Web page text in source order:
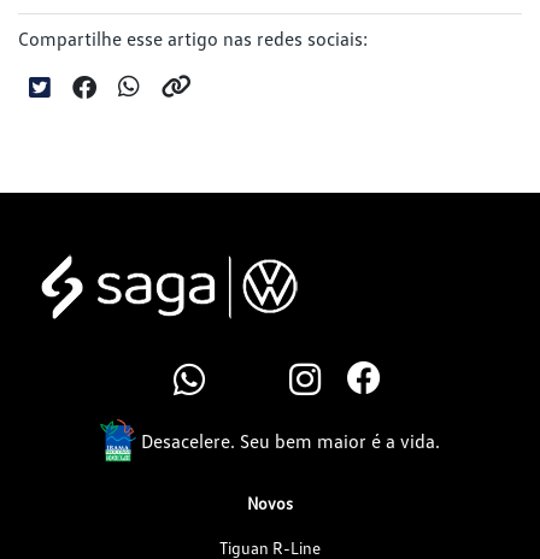
Compartilhe esse artigo nas redes sociais:
Desacelere. Seu bem maior é a vida.
Novos
Tiguan R-Line